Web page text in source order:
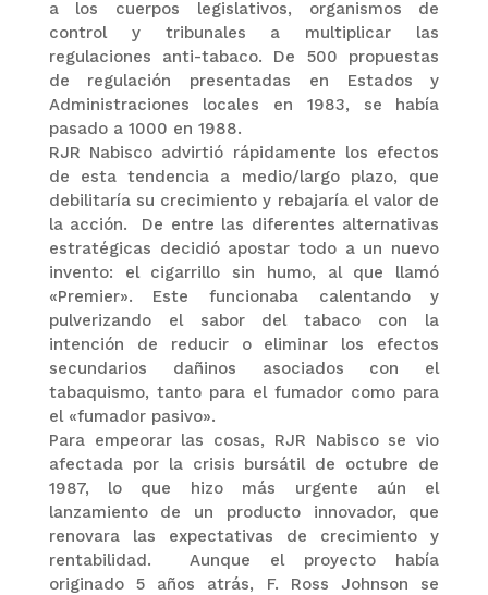
a los cuerpos legislativos, organismos de
control y tribunales a multiplicar las
regulaciones anti-tabaco. De 500 propuestas
de regulación presentadas en Estados y
Administraciones locales en 1983, se había
pasado a 1000 en 1988.
RJR Nabisco advirtió rápidamente los efectos
de esta tendencia a medio/largo plazo, que
debilitaría su crecimiento y rebajaría el valor de
la acción. De entre las diferentes alternativas
estratégicas decidió apostar todo a un nuevo
invento: el cigarrillo sin humo, al que llamó
«Premier». Este funcionaba calentando y
pulverizando el sabordeltabaco con la
intención de
reducir o
eliminar los efectos
secundarios dañinos
asociados con el
tabaquismo, tanto para el fumador como para
el «fumador pasivo».
Para empeorar las cosas, RJR Nabisco se vio
afectada por la crisis bursátil de octubre de
1987, lo que hizo más urgente aún el
lanzamiento de un producto innovador, que
renovara las expectativas de crecimiento y
rentabilidad. Aunque el proyecto había
originado 5 años atrás, F. Ross Johnson se